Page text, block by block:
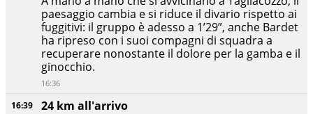
16:39
24 km all'arrivo
paesaggio cambia e si riduce il divario rispetto ai
fuggitivi: il gruppo è adesso a 1’29”, anche Bardet
ha ripreso con i suoi compagni di squadra a
recuperare nonostante il dolore per la gamba e il
ginocchio.
16:36